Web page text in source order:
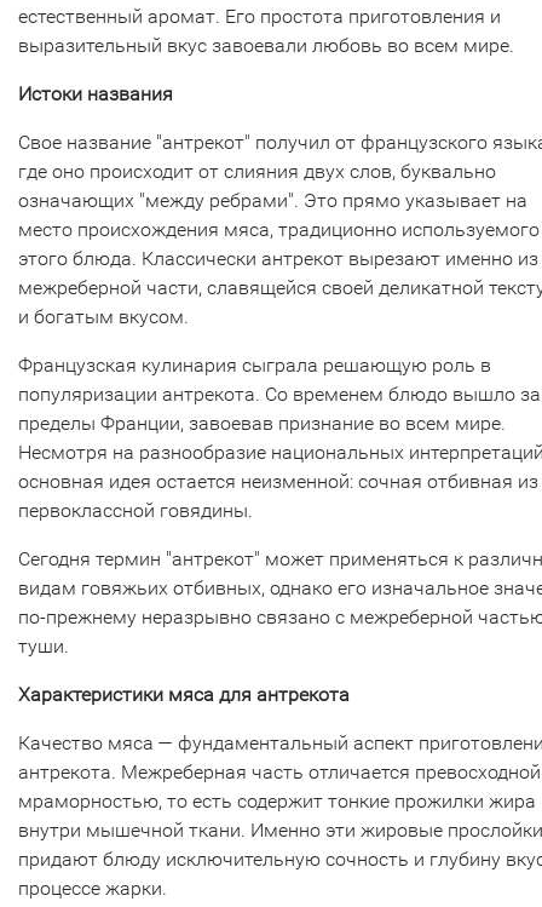
естественный аромат. Его простота приготовления и
выразительный вкус завоевали любовь во всем мире.
Истоки названия
Свое название "антрекот" получил от французского
где оно происходит от слияния двух слов, буквально
означающих "между ребрами". Это прямо указывает на
место происхождения мяса, традиционно
этого блюда. Классически антрекот вырезают именно из
межреберной части, славящейся своей деликатной
и богатым вкусом.
Французская кулинария сыграла решающую роль в
популяризации антрекота. Со временем блюдо вышло за
пределы Франции, завоевав признание во всем мире.
Несмотря на разнообразие национальных
основная идея остается неизменной: сочная отбивная из
первоклассной говядины.
Сегодня термин "антрекот" может применяться к
видам говяжьих отбивных, однако его изначальное
по-прежнему неразрывно связано с межреберной
туши.
Характеристики мяса для антрекота
Качество мяса — фундаментальный аспект
антрекота. Межреберная часть отличается превосходной
мраморностью, то есть содержит тонкие прожилки жира
внутри мышечной ткани. Именно эти жировые прослойки
придают блюду исключительную сочность и глубину
процессе жарки.